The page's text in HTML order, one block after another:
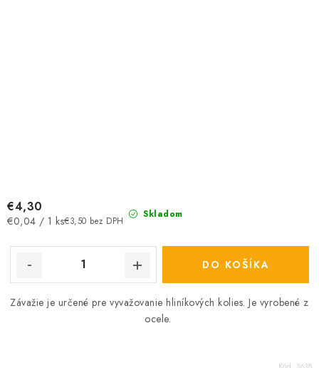
Skladom
€3,50 bez DPH
€4,30
Jednotková
€0,04 / 1 ks
DO KOŠÍKA
Závažie je určené pre vyvažovanie hliníkových kolies. Je vyrobené z
ocele.